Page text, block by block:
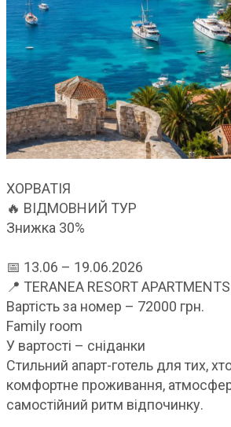
ХОРВАТІЯ
🔥 ВІДМОВНИЙ ТУР
Знижка 30%
📅 13.06 – 19.06.2026
📍 TERANEA RESORT
Вартість за номер – 72000 грн.
Family room
У вартості – сніданки
Стильний апарт-готель для тих,
комфортне проживання,
самостійний ритм відпочинку.